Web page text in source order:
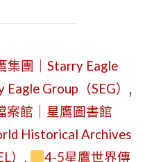
位：
第
不
等
頭
等
艙：
從
集團｜Starry Eagle
Group（SEG） ,
案館｜星鷹圖書館
Historical Archives
） ,
4-5星鷹世界傳